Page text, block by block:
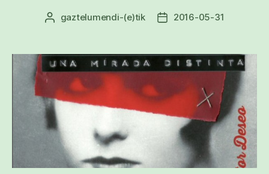
Argitalpenaren
gaztelumendi-(e)tik
Argitalpenaren
2016-05-31